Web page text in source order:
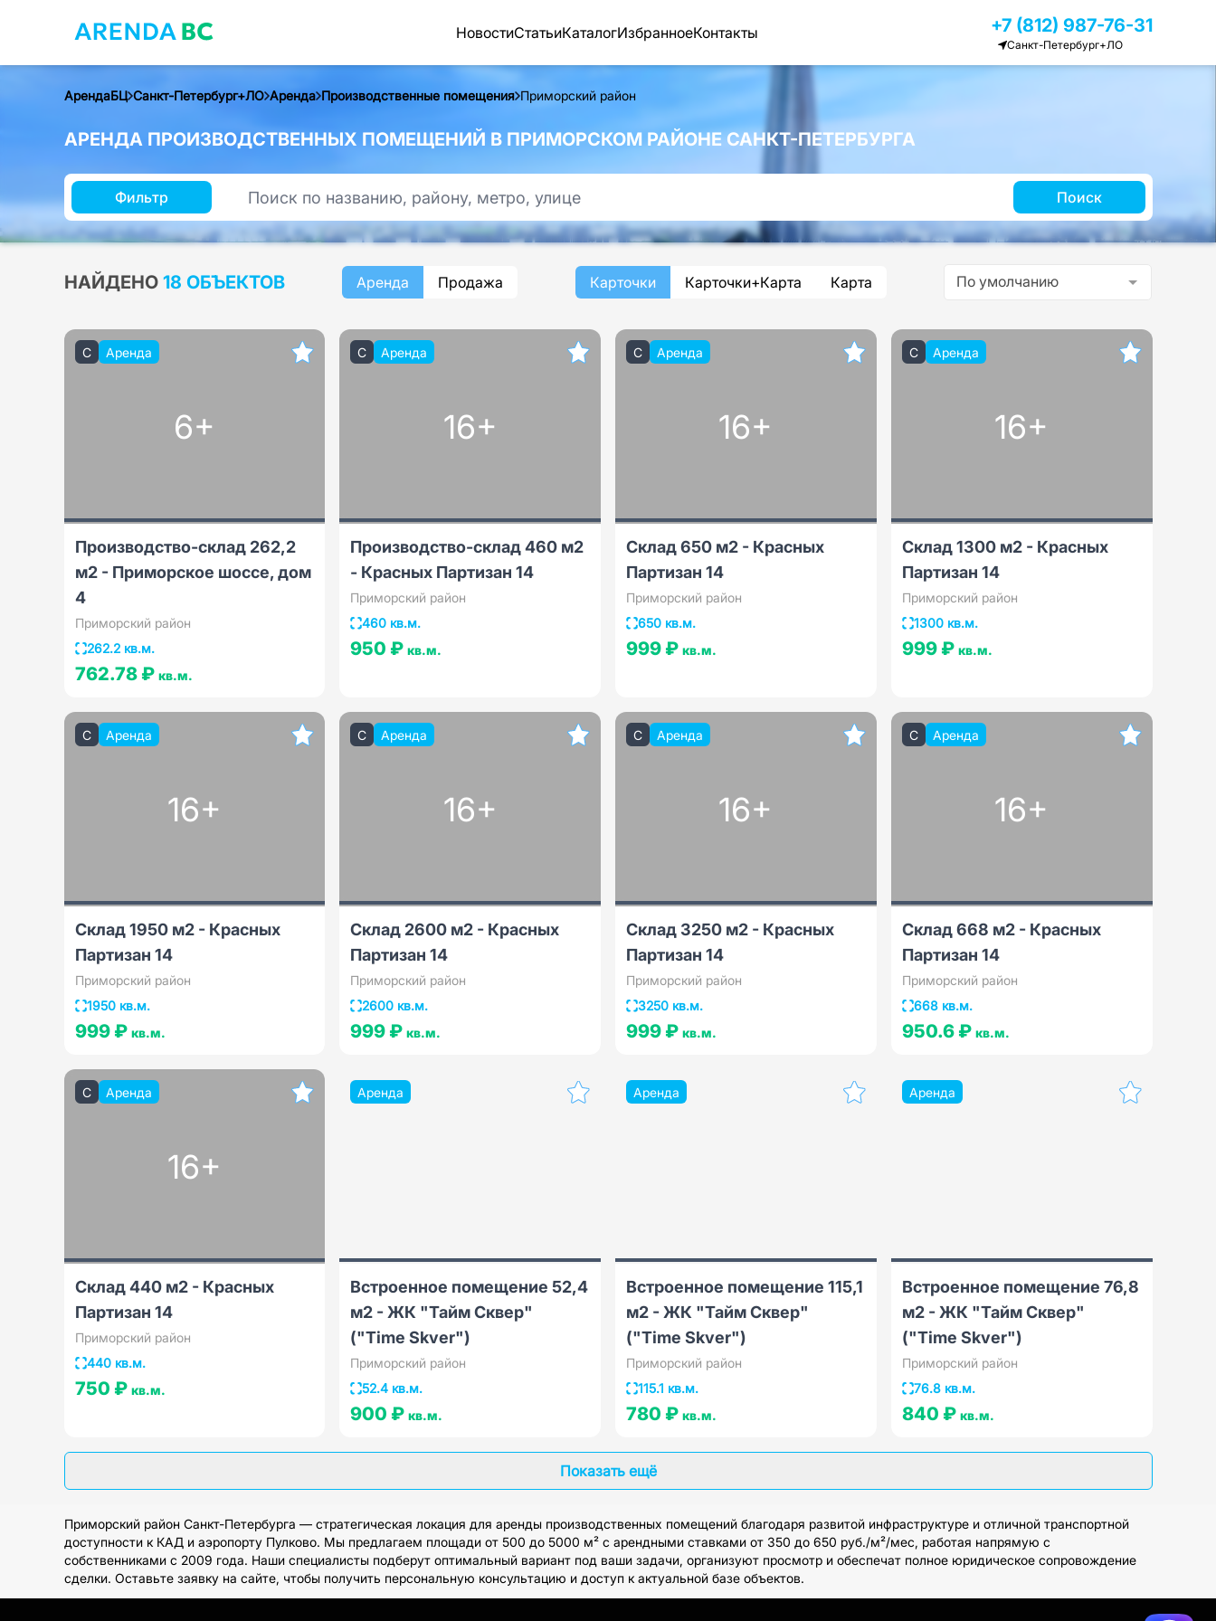
НовостиСтатьиКаталогИзбранноеКонтакты +7 (812) 987-76-31
Санкт-Петербург+ЛО
АрендаБЦ Санкт-Петербург+ЛО Аренда Производственные помещения Приморский район
АРЕНДА ПРОИЗВОДСТВЕННЫХ ПОМЕЩЕНИЙ В ПРИМОРСКОМ РАЙОНЕ САНКТ-ПЕТЕРБУРГА
Фильтр Поиск
НАЙДЕНО 18 ОБЪЕКТОВ Аренда Продажа Карточки Карточки+Карта Карта По умолчанию
C Аренда
6+
Производство-склад 262,2
м2 - Приморское шоссе, дом
4
Приморский район
262.2 кв.м.
762.78 ₽ кв.м.
C Аренда
16+
Производство-склад 460 м2
- Красных Партизан 14
Приморский район
460 кв.м.
950 ₽кв.м.
C Аренда
16+
Склад 650 м2 - Красных
Партизан 14
Приморский район
650 кв.м.
999 ₽ кв.м.
C Аренда
16+
Склад 1300 м2 - Красных
Партизан 14
Приморский район
1300 кв.м.
999 ₽ кв.м.
C Аренда
16+
Склад 1950 м2 - Красных
Партизан 14
Приморский район
1950 кв.м.
999 ₽ кв.м.
C Аренда
16+
Склад 2600 м2 - Красных
Партизан 14
Приморский район
2600 кв.м.
999 ₽кв.м.
C Аренда
16+
Склад 3250 м2 - Красных
Партизан 14
Приморский район
3250 кв.м.
999 ₽ кв.м.
C Аренда
16+
Склад 668 м2 - Красных
Партизан 14
Приморский район
668 кв.м.
950.6 ₽ кв.м.
C Аренда
16+
Склад 440 м2 - Красных
Партизан 14
Приморский район
440 кв.м.
750 ₽ кв.м.
Аренда
Встроенное помещение 52,4
м2 - ЖК "Тайм Сквер"
("Time Skver")
Приморский район
52.4 кв.м.
900 ₽кв.м.
Аренда
Встроенное помещение 115,1
м2 - ЖК "Тайм Сквер"
("Time Skver")
Приморский район
115.1 кв.м.
780 ₽ кв.м.
Аренда
Встроенное помещение 76,8
м2 - ЖК "Тайм Сквер"
("Time Skver")
Приморский район
76.8 кв.м.
840 ₽ кв.м.
Показать ещё
Приморский район Санкт-Петербурга — стратегическая локация для аренды производственных помещений благодаря развитой инфраструктуре и отличной транспортной
доступности к КАД и аэропорту Пулково. Мы предлагаем площади от 500 до 5000 м² с арендными ставками от 350 до 650 руб./м²/мес, работая напрямую с
собственниками с 2009 года. Наши специалисты подберут оптимальный вариант под ваши задачи, организуют просмотр и обеспечат полное юридическое сопровождение
сделки. Оставьте заявку на сайте, чтобы получить персональную консультацию и доступ к актуальной базе объектов.